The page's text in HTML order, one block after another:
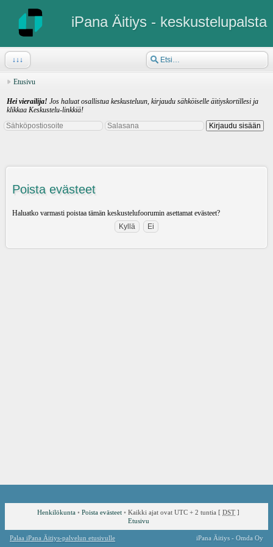
iPana Äitiys - keskustelupalsta
↓↓↓
Etusivu
Hei vierailija! Jos haluat osallistua keskusteluun, kirjaudu sähköiselle äitiyskortillesi ja
klikkaa Keskustelu-linkkiä!
Poista evästeet
Haluatko varmasti poistaa tämän keskustelufoorumin asettamat evästeet?
Henkilökunta • Poista evästeet • Kaikki ajat ovat UTC + 2 tuntia [ DST ]
Etusivu
Palaa iPana Äitiys-palvelun etusivulle iPana Äitiys - Omda Oy